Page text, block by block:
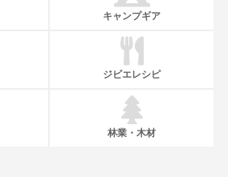
キャンプギア
ジビエレシピ
林業・木材